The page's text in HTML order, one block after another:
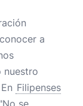
a
nuestro
Filipenses
se